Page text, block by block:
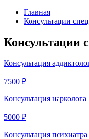
Главная
Консультации
Консультации
Консультация
7500 ₽
Консультация нарколога
5000 ₽
Консультация психиатра